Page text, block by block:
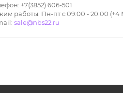
+7(3852) 606-501
работы: Пн-пт с 09:00 - 20:00 (+4
sale@nbs22.ru